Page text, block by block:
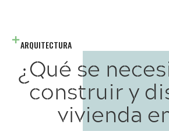
ARQUITECTURA
¿Qué se
construir y
vivienda